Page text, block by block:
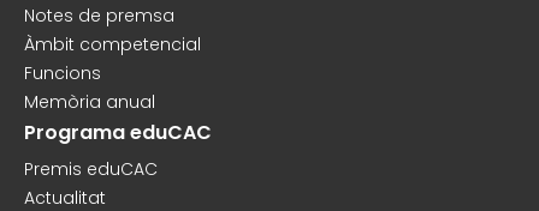
Notes de premsa
Àmbit competencial
Funcions
Memòria anual
Programa eduCAC
Premis eduCAC
Actualitat